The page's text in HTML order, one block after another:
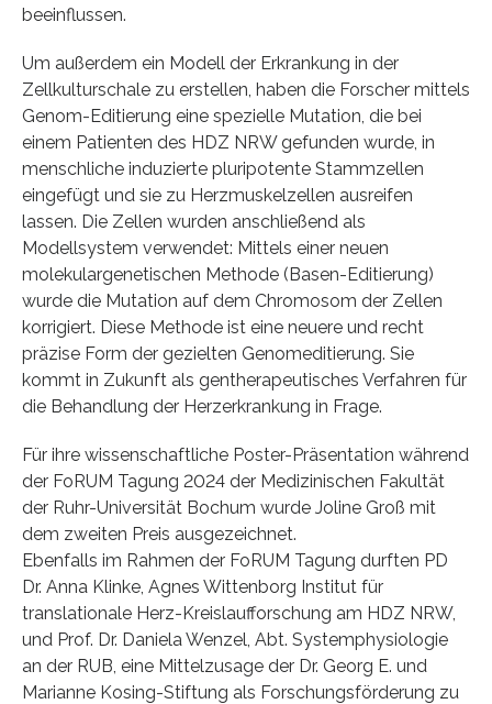
beeinflussen.
Um außerdem ein Modell der Erkrankung in der
Zellkulturschale zu erstellen, haben die Forscher mittels
Genom-Editierung eine spezielle Mutation, die bei
einem Patienten des HDZ NRW gefunden wurde, in
menschliche induzierte pluripotente Stammzellen
eingefügt und sie zu Herzmuskelzellen ausreifen
lassen. Die Zellen wurden anschließend als
Modellsystem verwendet: Mittels einer neuen
molekulargenetischen Methode (Basen-Editierung)
wurde die Mutation auf dem Chromosom der Zellen
korrigiert. Diese Methode ist eine neuere und recht
präzise Form der gezielten Genomeditierung. Sie
kommt in Zukunft als gentherapeutisches Verfahren für
die Behandlung der Herzerkrankung in Frage.
Für ihre wissenschaftliche Poster-Präsentation während
der FoRUM Tagung 2024 der Medizinischen Fakultät
der Ruhr-Universität Bochum wurde Joline Groß mit
dem zweiten Preis ausgezeichnet.
Ebenfalls im Rahmen der FoRUM Tagung durften PD
Dr. Anna Klinke, Agnes Wittenborg Institut für
translationale Herz-Kreislaufforschung am HDZ NRW,
und Prof. Dr. Daniela Wenzel, Abt. Systemphysiologie
an der RUB, eine Mittelzusage der Dr. Georg E. und
Marianne Kosing-Stiftung als Forschungsförderung zu